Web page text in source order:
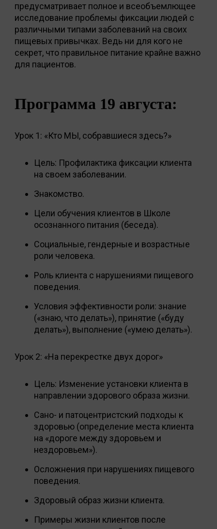
предусматривает полное и всеобъемлющее
исследование проблемы фиксации людей с
различными типами заболеваний на своих
пищевых привычках. Ведь ни для кого не
секрет, что правильное питание крайне важно
для пациентов.
Программа 19 августа:
Урок 1: «Кто МЫ, собравшиеся здесь?»
Цель: Профилактика фиксации клиента
на своем заболевании.
Знакомство.
Цели обучения клиентов в Школе
осознанного питания (беседа).
Социальные, гендерные и возрастные
роли человека.
Роль клиента с нарушениями пищевого
поведения.
Условия эффективности роли: знание
(«знаю, что делать»), принятие («буду
делать»), выполнение («умею делать»).
Урок 2: «На перекрестке двух дорог»
Цель: Изменение установки клиента в
направлении здорового образа жизни.
Сано- и патоцентристский подходы к
здоровью (определение места клиента
на «дороге между здоровьем и
нездоровьем»).
Осложнения при нарушениях пищевого
поведения.
Здоровый образ жизни клиента.
Примеры жизни клиентов после